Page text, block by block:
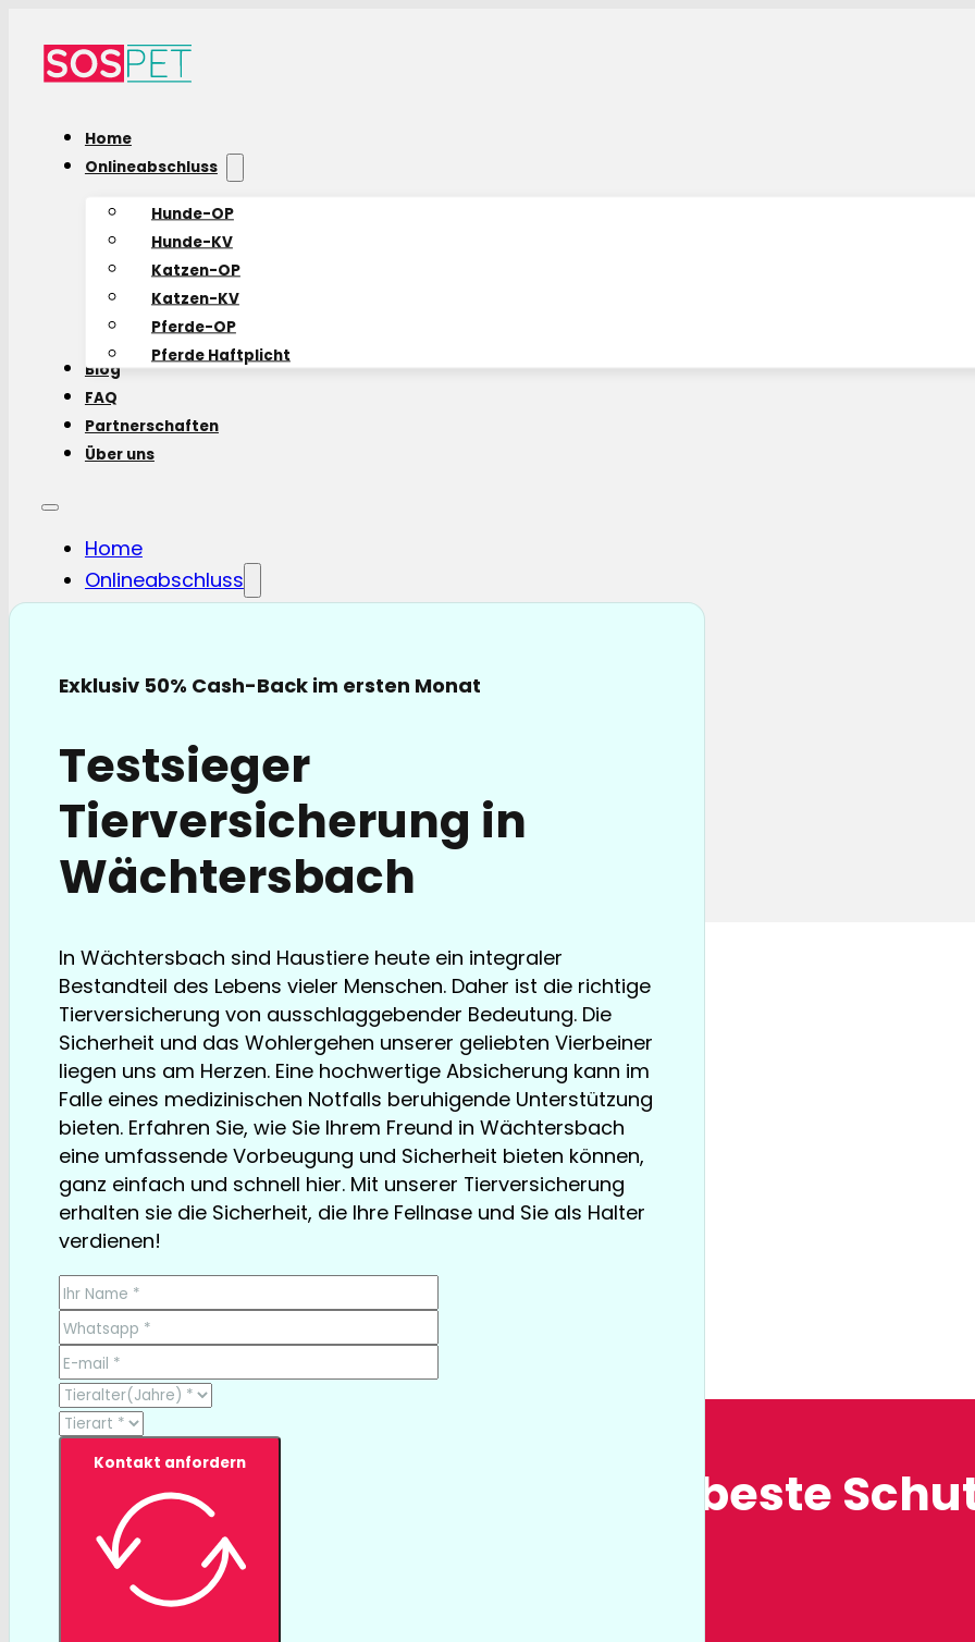
Home
Onlineabschluss
Hunde-OP
Hunde-KV
Katzen-OP
Katzen-KV
Pferde-OP
Pferde Haftplicht
Blog
FAQ
Partnerschaften
Über uns
Home
Onlineabschluss
Hunde-OP
Katzen-KV
Pferde Haftplicht
Blog
FAQ
Partnerschaften
Über uns
Exklusiv 50% Cash-Back im ersten Monat
Testsieger
Tierversicherung in
Wächtersbach
In Wächtersbach sind Haustiere heute ein integraler
Bestandteil des Lebens vieler Menschen. Daher ist die richtige
Tierversicherung von ausschlaggebender Bedeutung. Die
Sicherheit und das Wohlergehen unserer geliebten Vierbeiner
liegen uns am Herzen. Eine hochwertige Absicherung kann im
Falle eines medizinischen Notfalls beruhigende Unterstützung
bieten. Erfahren Sie, wie Sie Ihrem Freund in Wächtersbach
eine umfassende Vorbeugung und Sicherheit bieten können,
ganz einfach und schnell hier. Mit unserer Tierversicherung
erhalten sie die Sicherheit, die Ihre Fellnase und Sie als Halter
verdienen!
Kontakt anfordern
TESTSIEGER bereits ab € 13,35/Monat
Tierversicherung, der beste
Mit einer Tierversicherung der Barmenia profitieren sie nicht
nur von erstklassigen Leistungen, sondern auch von unserer